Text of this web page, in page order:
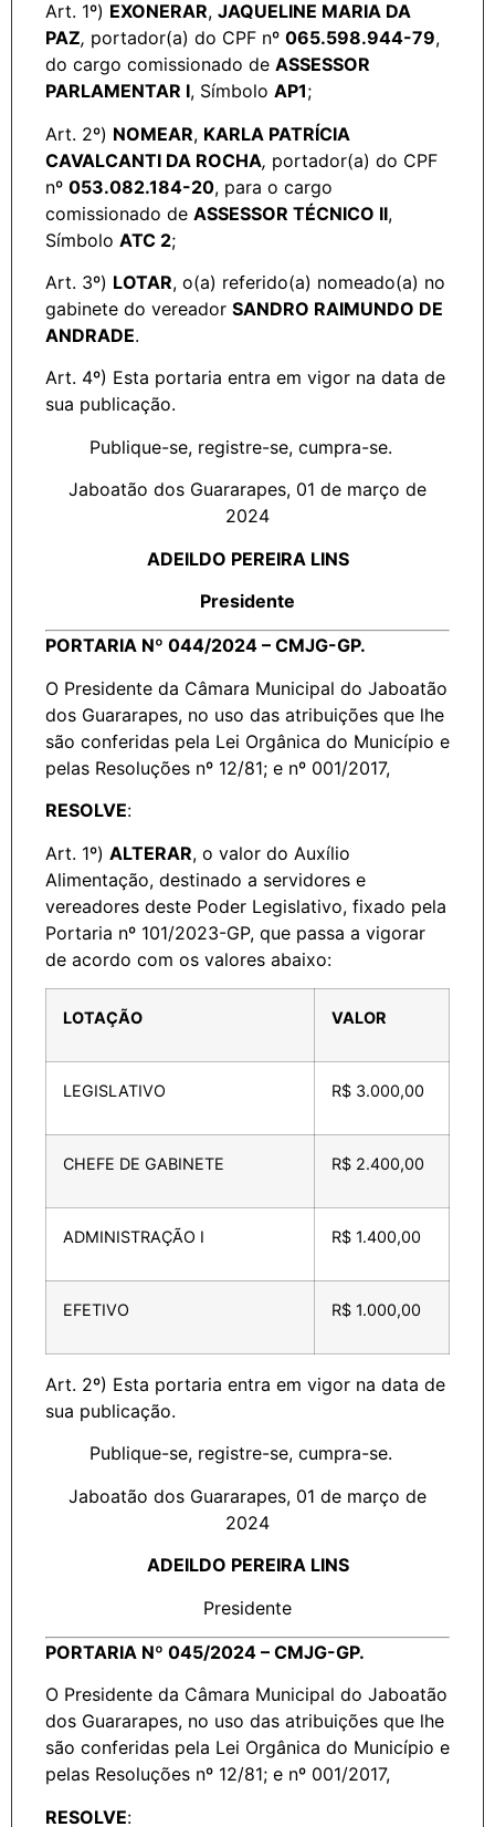
Art. 1º) EXONERAR, JAQUELINE MARIA DA
PAZ, portador(a) do CPF nº 065.598.944-79,
do cargo comissionado de ASSESSOR
PARLAMENTAR I, Símbolo AP1;
Art. 2º) NOMEAR, KARLA PATRÍCIA
CAVALCANTI DA ROCHA, portador(a) do CPF
nº 053.082.184-20, para o cargo
comissionado de ASSESSOR TÉCNICO II,
Símbolo ATC 2;
Art. 3º) LOTAR, o(a) referido(a) nomeado(a) no
gabinete do vereador SANDRO RAIMUNDO DE
ANDRADE.
Art. 4º) Esta portaria entra em vigor na data de
sua publicação.
Publique-se, registre-se, cumpra-se.
Jaboatão dos Guararapes, 01 de março de
2024
ADEILDO PEREIRA LINS
Presidente
PORTARIA Nº 044/2024 – CMJG-GP.
O Presidente da Câmara Municipal do Jaboatão
dos Guararapes, no uso das atribuições que lhe
são conferidas pela Lei Orgânica do Município e
pelas Resoluções nº 12/81; e nº 001/2017,
RESOLVE:
Art. 1º) ALTERAR, o valor do Auxílio
Alimentação, destinado a servidores e
vereadores deste Poder Legislativo, fixado pela
Portaria nº 101/2023-GP, que passa a vigorar
de acordo com os valores abaixo:
LOTAÇÃO VALOR
LEGISLATIVO R$ 3.000,00
CHEFE DE GABINETE R$ 2.400,00
ADMINISTRAÇÃO I R$ 1.400,00
EFETIVO R$ 1.000,00
Art. 2º) Esta portaria entra em vigor na data de
sua publicação.
Publique-se, registre-se, cumpra-se.
Jaboatão dos Guararapes, 01 de março de
2024
ADEILDO PEREIRA LINS
Presidente
PORTARIA Nº 045/2024 – CMJG-GP.
O Presidente da Câmara Municipal do Jaboatão
dos Guararapes, no uso das atribuições que lhe
são conferidas pela Lei Orgânica do Município e
pelas Resoluções nº 12/81; e nº 001/2017,
RESOLVE: